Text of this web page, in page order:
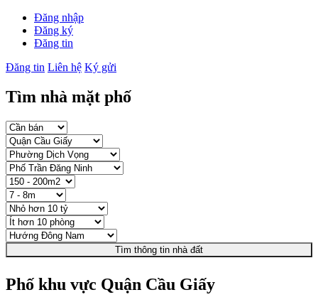
Đăng nhập
Đăng ký
Đăng tin
Đăng tin Liên hệ Ký gửi
Tìm nhà mặt phố
Tìm thông tin nhà đất
Phố khu vực Quận Cầu Giấy